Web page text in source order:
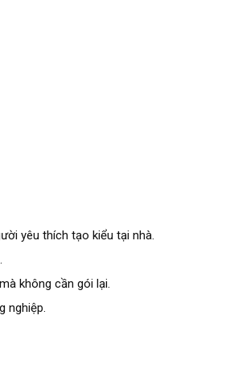
yêu thích tạo kiểu tại nhà.
không cần gói lại.
nghiệp.